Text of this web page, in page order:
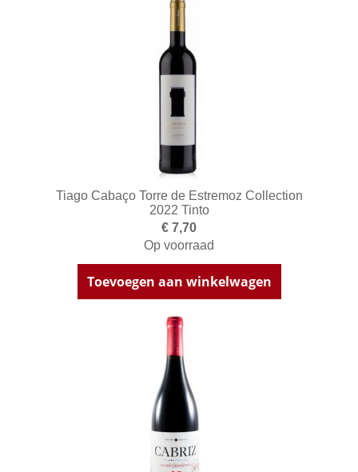
Tiago Cabaço Torre de Estremoz Collection
2022 Tinto
€ 7,70
Op voorraad
Toevoegen aan winkelwagen